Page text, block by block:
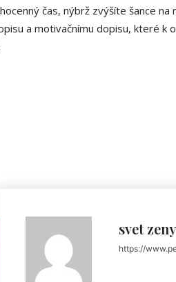
čas, nýbrž zvýšíte šance na
a motivačnímu dopisu, které k
svet zeny
https://